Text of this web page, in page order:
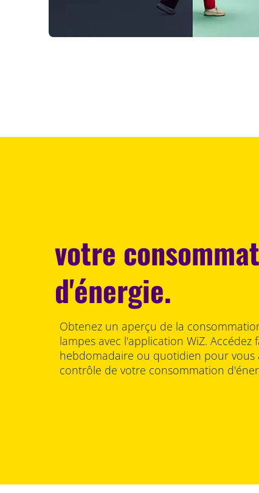
votre
d'énergie.
Obtenez un aperçu de la
lampes avec l'application WiZ.
hebdomadaire ou quotidien pour vous
contrôle de votre consommation